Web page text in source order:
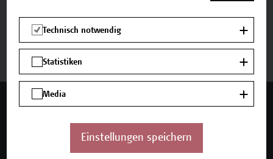
Beschreibung
Termine und Bewerbung
Mehr Infos gewünscht?
Technisch notwendig
Statistiken
Media
Einstellungen speichern